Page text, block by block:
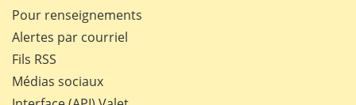
Pour renseignements
Alertes par courriel
Fils RSS
Médias sociaux